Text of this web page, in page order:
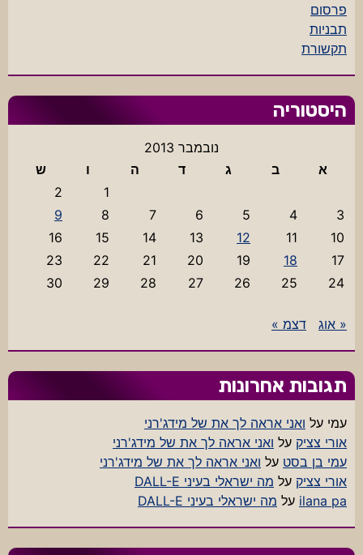
פרסום
תבניות
תקשורת
היסטוריה
נובמבר 2013
א
ב ג ד ה ו
ש
1
2
3
4
5
6
7
8
9
10
11
12
13
14
15
16
17
18
19
20
21
22
23
24
25
26
27
28
29
30
« אוג דצמ »
תגובות אחרונות
עמי על ואני אראה לך את של מידג'רני
אורי צציק על ואני אראה לך את של מידג'רני
עמי בן בסט על ואני אראה לך את של מידג'רני
אורי צציק על מה ישראלי בעיני DALL-E
ilana pa על מה ישראלי בעיני DALL-E